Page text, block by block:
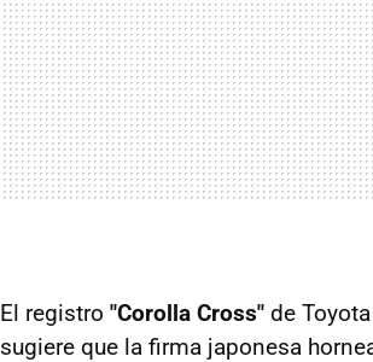
El registro "Corolla Cross" de
sugiere que la firma japonesa